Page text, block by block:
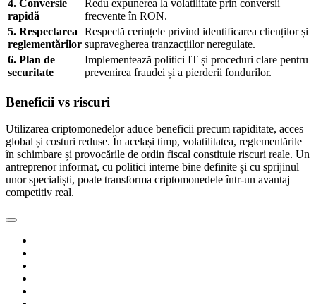
4. Conversie
rapidă
Redu expunerea la volatilitate prin conversii
frecvente în RON.
5. Respectarea
reglementărilor
Respectă cerințele privind identificarea clienților și
supravegherea tranzacțiilor neregulate.
6. Plan de
securitate
Implementează politici IT și proceduri clare pentru
prevenirea fraudei și a pierderii fondurilor.
Beneficii vs riscuri
Utilizarea criptomonedelor aduce beneficii precum rapiditate, acces
global și costuri reduse. În același timp, volatilitatea, reglementările
în schimbare și provocările de ordin fiscal constituie riscuri reale. Un
antreprenor informat, cu politici interne bine definite și cu sprijinul
unor specialiști, poate transforma criptomonedele într-un avantaj
competitiv real.